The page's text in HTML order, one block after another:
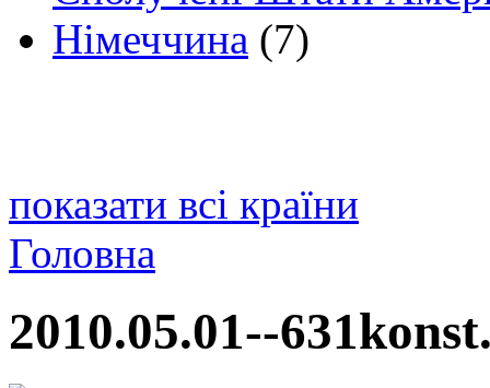
Німеччина (7)
показати всі країни
Головна
2010.05.01--